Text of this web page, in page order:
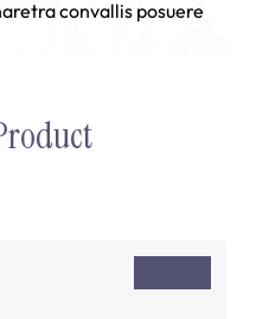
convallis posuere.